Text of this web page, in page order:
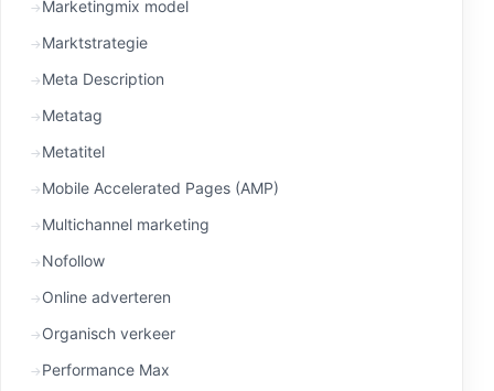
Marketingmix model
Marktstrategie
Meta Description
Metatag
Metatitel
Mobile Accelerated Pages (AMP)
Multichannel marketing
Nofollow
Online adverteren
Organisch verkeer
Performance Max